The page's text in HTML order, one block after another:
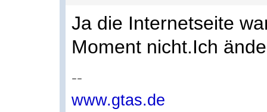
Ja die Internetseite
Moment nicht.Ich
--
www.gtas.de